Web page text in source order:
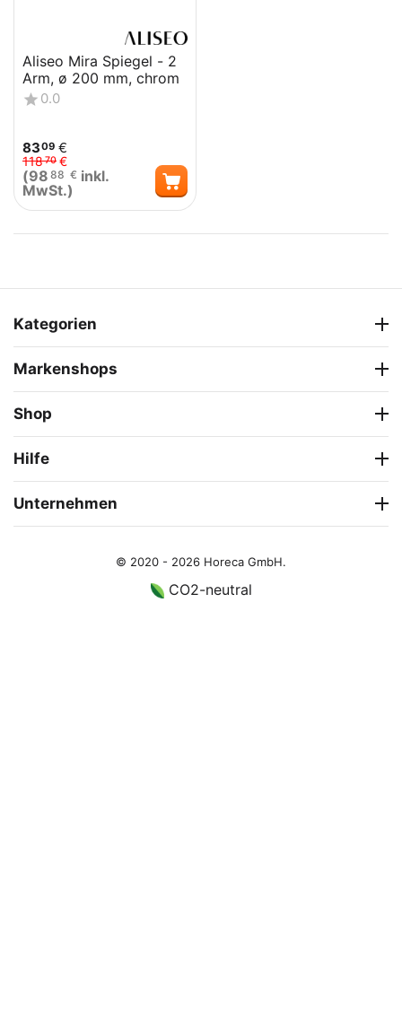
Aliseo Mira Spiegel - 2
Arm, ø 200 mm, chrom
0.0
8309 €
11870 €
(98 88 € inkl.
MwSt.)
Kategorien
Markenshops
Shop
Hilfe
Unternehmen
© 2020 - 2026 Horeca GmbH.
CO2-neutral